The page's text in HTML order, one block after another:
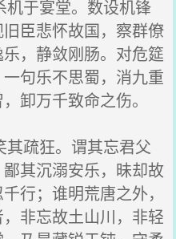
于宴堂。数设机锋
臣悲怀故国，察群僚
，静敛刚肠。对危筵
句乐不思蜀，消九重
卸万千致命之伤。
疏狂。谓其忘君父
其沉溺安乐，昧却故
行；谁明荒唐之外，
非忘故土山川，非轻